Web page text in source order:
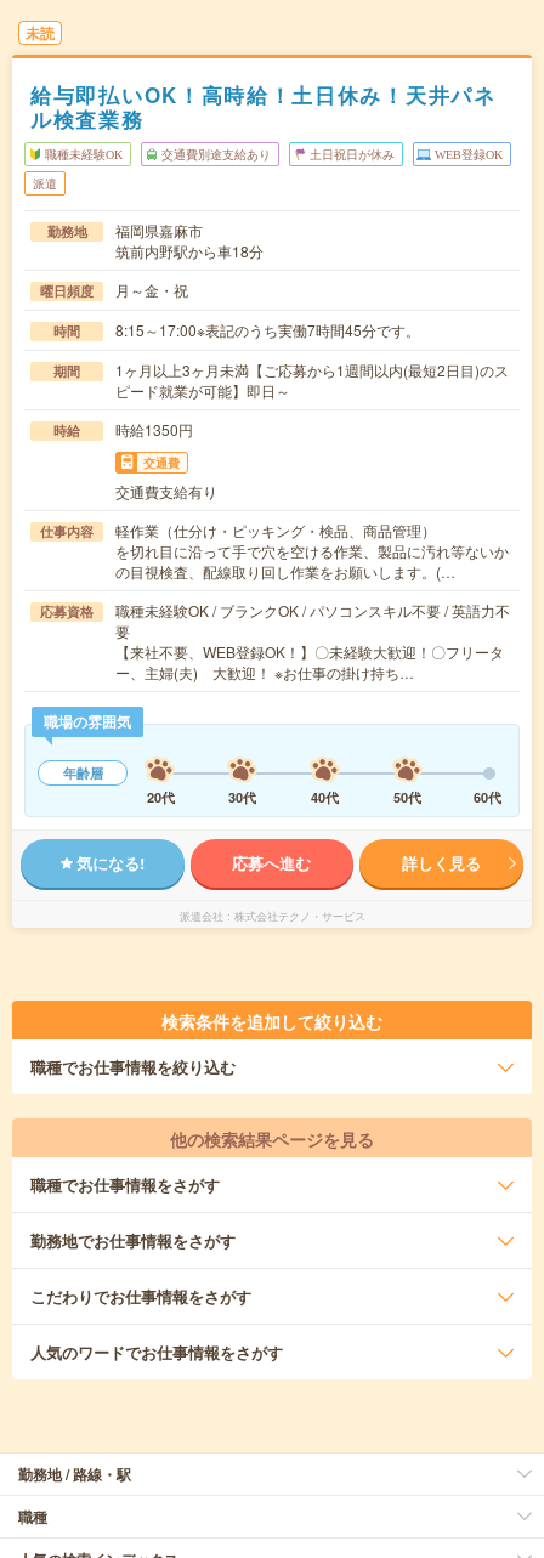
未読
給与即払いOK！高時給！土日休み！天井パネ
ル検査業務
職種未経験OK 交通費別途支給あり 土日祝日が休み WEB登録OK
派遣
勤務地
福岡県嘉麻市
筑前内野駅から車18分
曜日頻度 月～金・祝
時間 8:15～17:00※表記のうち実働7時間45分です。
期間
1ヶ月以上3ヶ月未満【ご応募から1週間以内(最短2日目)のス
ピード就業が可能】即日～
時給 時給1350円
交通費
交通費支給有り
仕事内容
軽作業（仕分け・ピッキング・検品、商品管理）
を切れ目に沿って手で穴を空ける作業、製品に汚れ等ないか
の目視検査、配線取り回し作業をお願いします。(…
応募資格
職種未経験OK / ブランクOK / パソコンスキル不要 / 英語力不
要
【来社不要、WEB登録OK！】〇未経験大歓迎！〇フリータ
ー、主婦(夫) 大歓迎！ ※お仕事の掛け持ち…
職場の雰囲気
年齢層
20代
30代 40代 50代 60代
気になる! 応募へ進む 詳しく見る
派遣会社 株式会社テクノ・サービス
検索条件を追加して絞り込む
職種でお仕事情報を絞り込む
他の検索結果ページを見る
職種でお仕事情報をさがす
勤務地でお仕事情報をさがす
こだわりでお仕事情報をさがす
人気のワードでお仕事情報をさがす
勤務地 / 路線・駅
職種